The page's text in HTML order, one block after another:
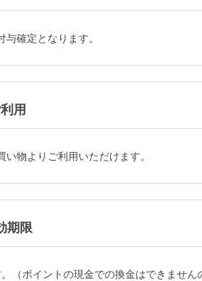
確定となります。
用
物よりご利用いただけます。
期限
ポイントの現金での換金はできません